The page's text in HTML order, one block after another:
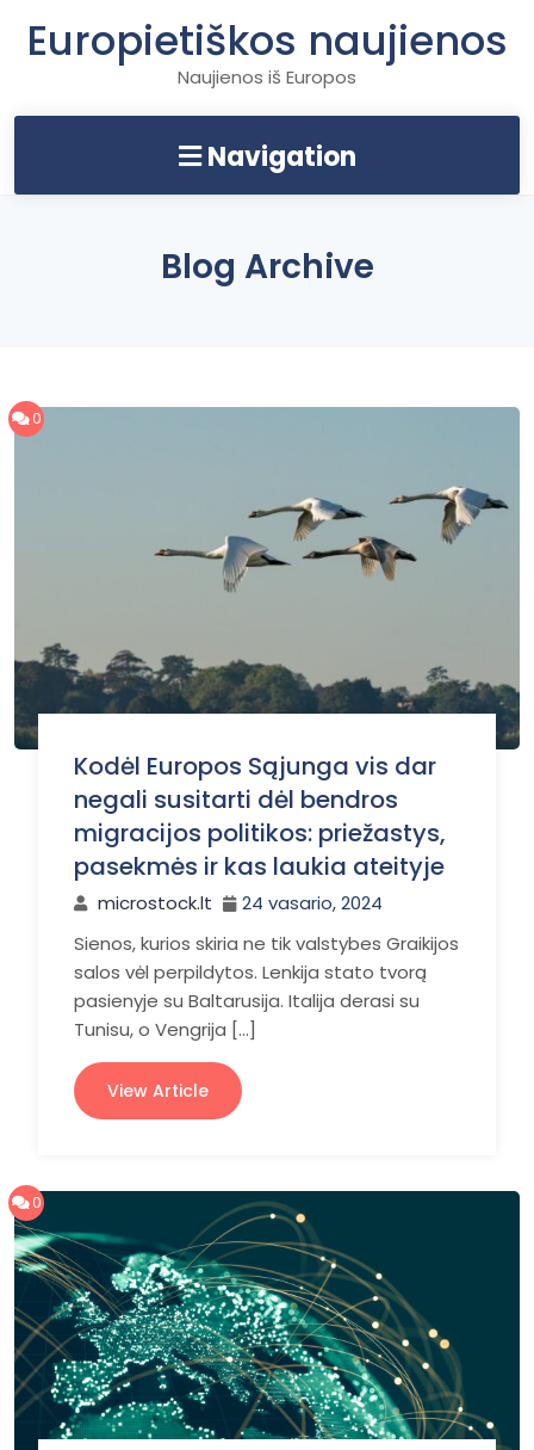
Europietiškos naujienos
Naujienos iš Europos
Navigation
Blog Archive
0
Kodėl Europos Sąjunga vis dar
negali susitarti dėl bendros
migracijos politikos: priežastys,
pasekmės ir kas laukia ateityje
microstock.lt
24 vasario, 2024
Sienos, kurios skiria ne tik valstybes Graikijos
salos vėl perpildytos. Lenkija stato tvorą
pasienyje su Baltarusija. Italija derasi su
Tunisu, o Vengrija […]
View Article
0